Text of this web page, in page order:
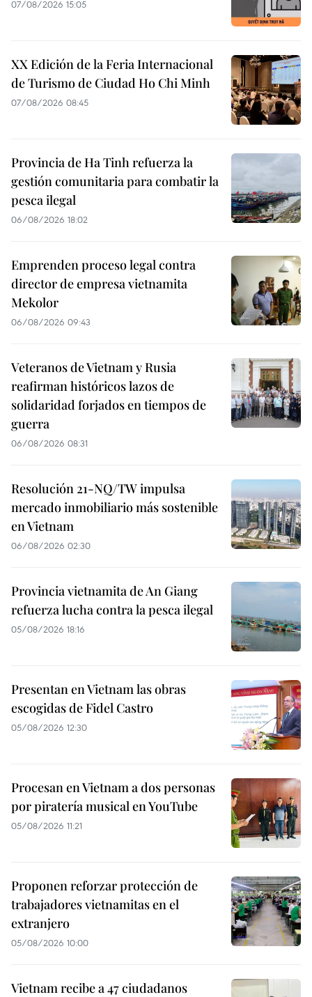
07/08/2026 15:05
XX Edición de la Feria Internacional
de Turismo de Ciudad Ho Chi Minh
07/08/2026 08:45
Provincia de Ha Tinh refuerza la
gestión comunitaria para combatir la
pesca ilegal
06/08/2026 18:02
Emprenden proceso legal contra
director de empresa vietnamita
Mekolor
06/08/2026 09:43
Veteranos de Vietnam y Rusia
reafirman históricos lazos de
solidaridad forjados en tiempos de
guerra
06/08/2026 08:31
Resolución 21-NQ/TW impulsa
mercado inmobiliario más sostenible
en Vietnam
06/08/2026 02:30
Provincia vietnamita de An Giang
refuerza lucha contra la pesca ilegal
05/08/2026 18:16
Presentan en Vietnam las obras
escogidas de Fidel Castro
05/08/2026 12:30
Procesan en Vietnam a dos personas
por piratería musical en YouTube
05/08/2026 11:21
Proponen reforzar protección de
trabajadores vietnamitas en el
extranjero
05/08/2026 10:00
Vietnam recibe a 47 ciudadanos